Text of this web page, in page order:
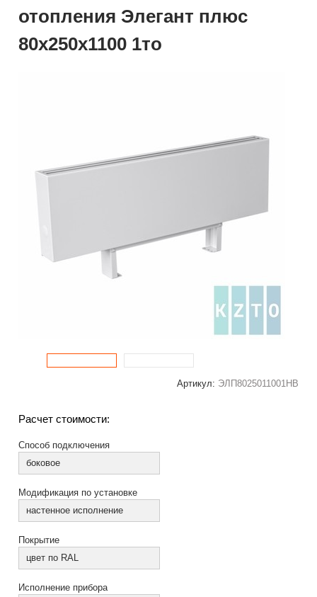
отопления Элегант плюс
80x250x1100 1то
Артикул: ЭЛП8025011001НВ
Расчет стоимости:
Способ подключения
боковое
Модификация по установке
настенное исполнение
Покрытие
цвет по RAL
Исполнение прибора